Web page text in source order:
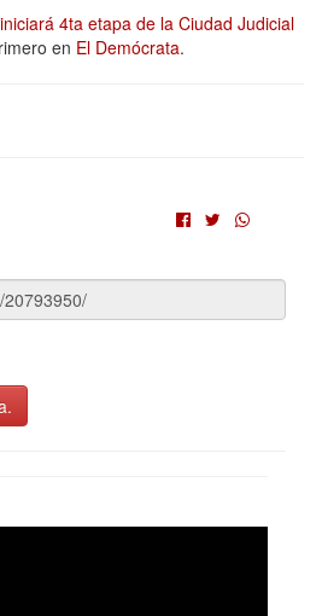
4ta etapa de la Ciudad Judicial
en El Demócrata.